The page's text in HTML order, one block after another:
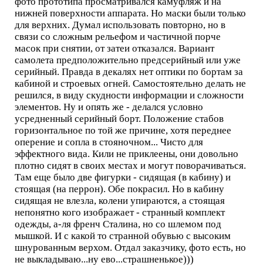
нижней поверхности аппарата. Но маски были только
для верхних. Думал использовать повторно, но в
связи со сложным рельефом и частичной порче
масок при снятии, от затеи отказался. Вариант
самолета предположительно предсерийный или уже
серийный. Правда в декалях нет оптики по бортам за
кабиной и строевых огней. Самостоятельно делать не
решился, в виду скудности информации и сложности
элементов. Ну и опять же - делался условно
усредненный серийный борт. Положение стабов
горизонтальное по той же причине, хотя переднее
оперение и сопла в стояночном... Чисто для
эффектного вида. Кили не приклеены, они довольно
плотно сидят в своих местах и могут поворачиваться.
Там еще было две фигурки - сидящая (в кабину) и
стоящая (на перрон). Обе покрасил. Но в кабину
сидящая не влезла, колени упираются, а стоящая
непонятно кого изображает - странный комплект
одежды, а-ля френч Сталина, но со шлемом под
мышкой. И с какой то странной обувью с высоким
шнурованным верхом. Отдал заказчику, фото есть, но
не выкладываю...ну ево...страшненькое)))